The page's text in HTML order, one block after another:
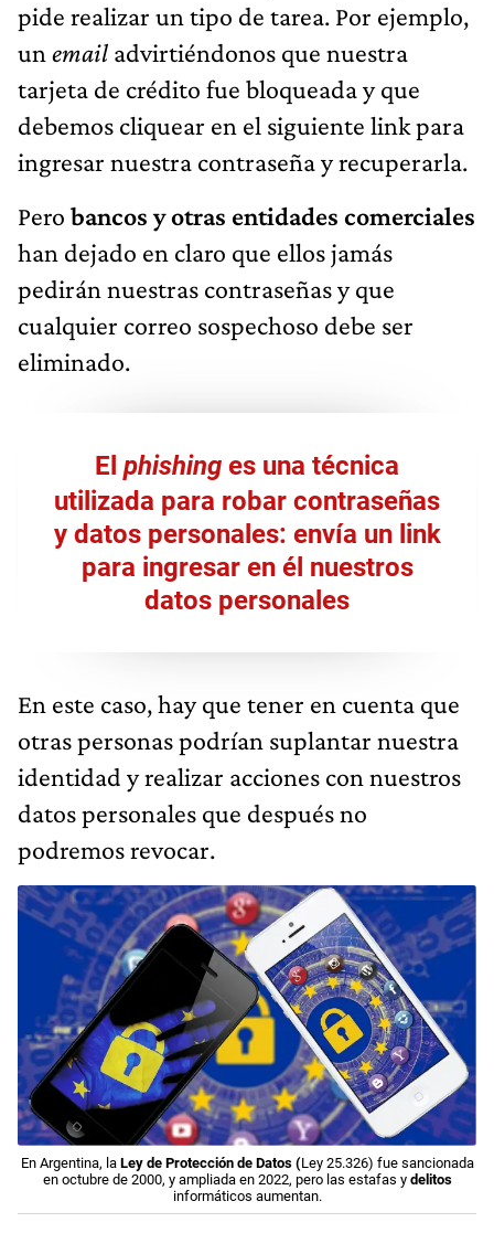
pide realizar un tipo de tarea. Por ejemplo,
un email advirtiéndonos que nuestra
tarjeta de crédito fue bloqueada y que
debemos cliquear en el siguiente link para
ingresar nuestra contraseña y recuperarla.
Pero bancos y otras entidades comerciales
han dejado en claro que ellos jamás
pedirán nuestras contraseñas y que
cualquier correo sospechoso debe ser
eliminado.
El phishing es una técnica
utilizada para robar contraseñas
y datos personales: envía un link
para ingresar en él nuestros
datos personales
En este caso, hay que tener en cuenta que
otras personas podrían suplantar nuestra
identidad y realizar acciones con nuestros
datos personales que después no
podremos revocar.
En Argentina, la Ley de Protección de Datos (Ley 25.326) fue sancionada
en octubre de 2000, y ampliada en 2022, pero las estafas y delitos
informáticos aumentan.